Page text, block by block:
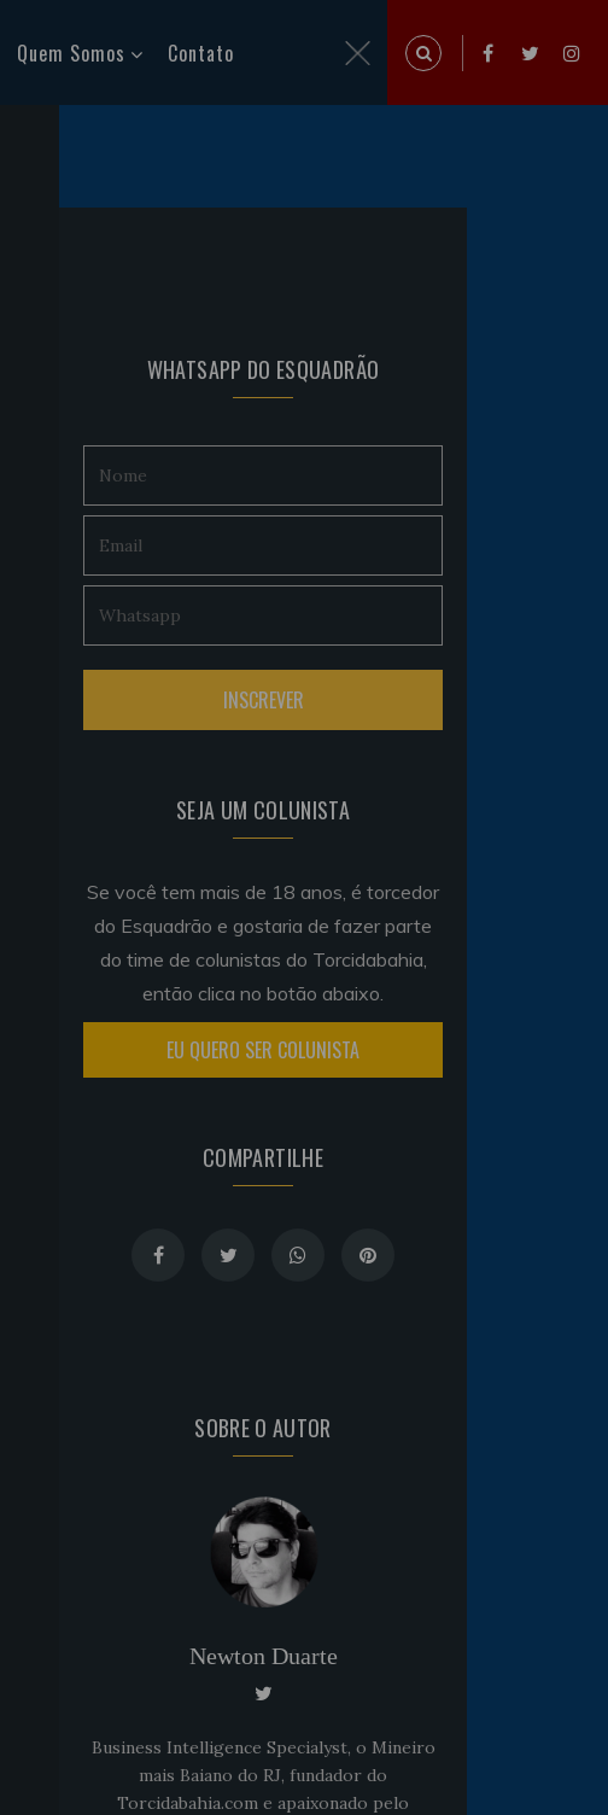
Quem Somos Contato
WHATSAPP DO ESQUADRÃO
SEJA UM COLUNISTA
Se você tem mais de 18 anos, é torcedor
do Esquadrão e gostaria de fazer parte
do time de colunistas do Torcidabahia,
então clica no botão abaixo.
EU QUERO SER COLUNISTA
COMPARTILHE
SOBRE O AUTOR
Newton Duarte
Business Intelligence Specialyst, o Mineiro
mais Baiano do RJ, fundador do
Torcidabahia.com e apaixonado pelo